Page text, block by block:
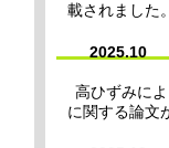
載されました。
2025.10
高ひずみに
に関する論文